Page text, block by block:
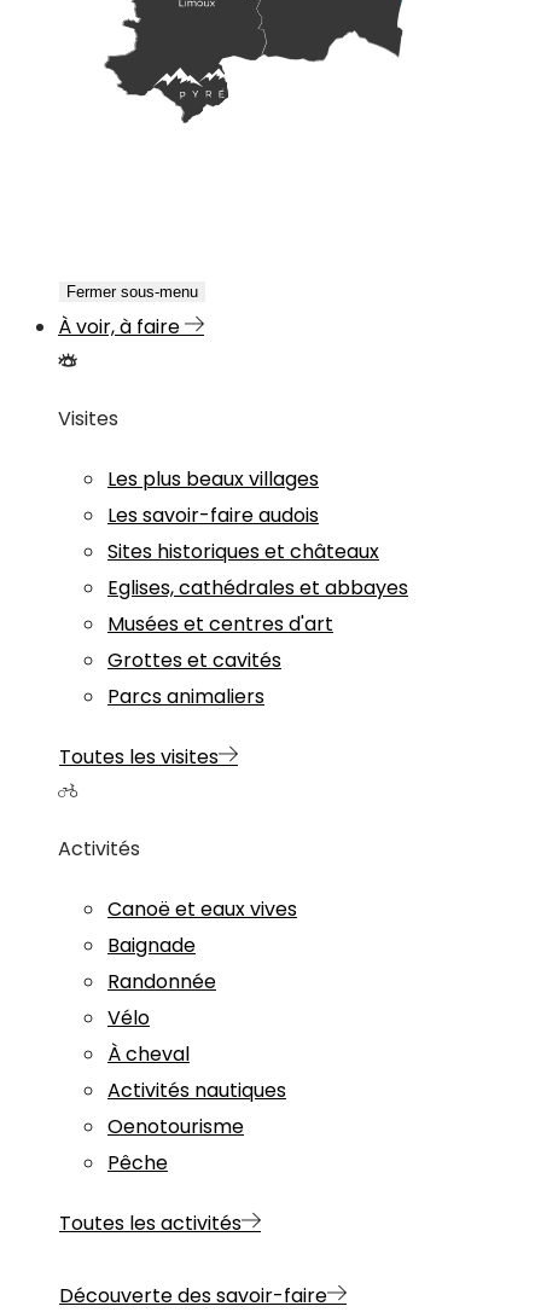
Fermer sous-menu
À voir, à faire
Visites
Les plus beaux villages
Les savoir-faire audois
Sites historiques et châteaux
Eglises, cathédrales et abbayes
Musées et centres d'art
Grottes et cavités
Parcs animaliers
Toutes les visites
Activités
Canoë et eaux vives
Baignade
Randonnée
Vélo
À cheval
Activités nautiques
Oenotourisme
Pêche
Toutes les activités
Découverte des savoir-faire